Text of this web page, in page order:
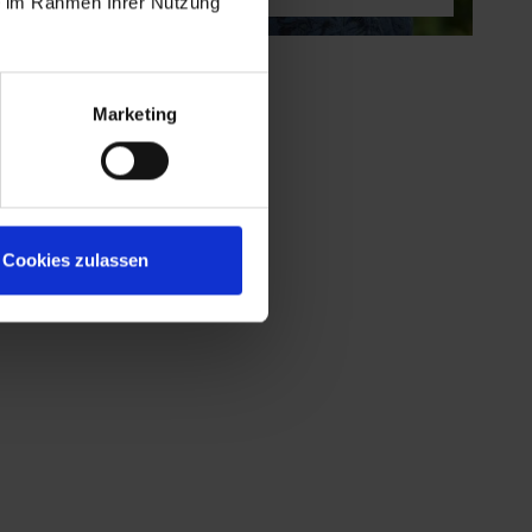
Marketing
Cookies zulassen